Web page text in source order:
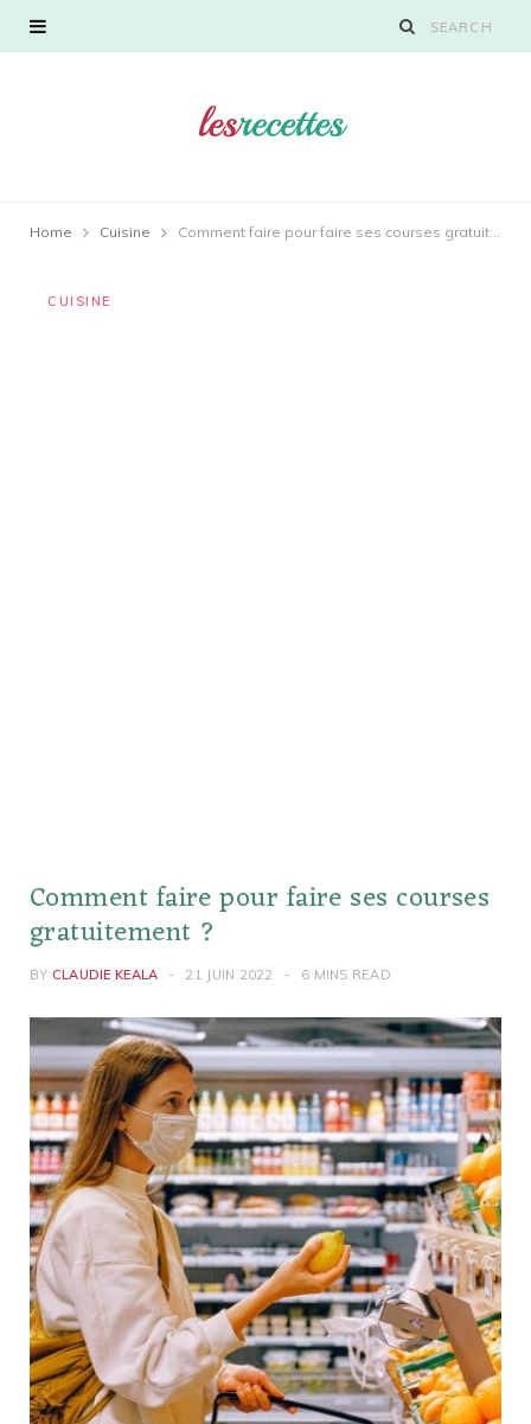
Home Cuisine Comment faire pour faire ses courses gratuitement ?
CUISINE
Comment faire pour faire ses courses
gratuitement ?
BY CLAUDIE KEALA 21 JUIN 2022 6 MINS READ